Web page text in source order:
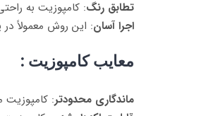
تطابق رنگ: کامپوزیت به
اجرا آسان: این روش معمولاً
معایب کامپوزیت :
ماندگاری محدودتر: کامپوزیت